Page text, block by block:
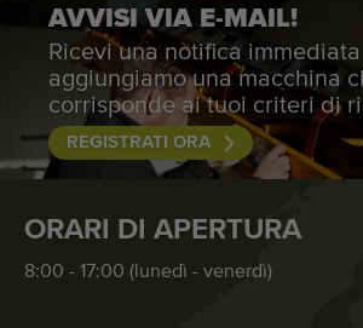
AVVISI VIA E-MAIL!
Ricevi una notifica
aggiungiamo una macchina
corrisponde ai tuoi criteri di
REGISTRATI ORA
ORARI DI APERTURA
8:00 - 17:00 (lunedì - venerdì)